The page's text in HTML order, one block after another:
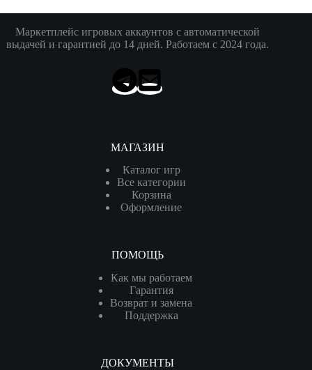
Маркетплейс игровых аккаунтов с автоматической
выдачей и гарантией до 14 дней. Работаем с 2024 года.
МАГАЗИН
Каталог игр
Все категории
Корзина
Оформление
ПОМОЩЬ
Как мы работаем
Гарантия
Возврат и замена
Поддержка
ДОКУМЕНТЫ